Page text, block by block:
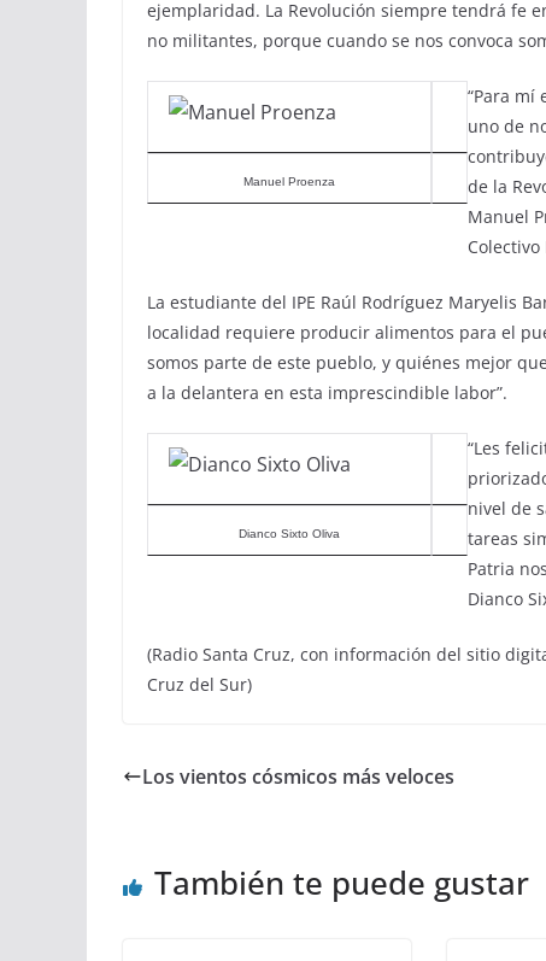
ejemplaridad. La Revolución siempre tendrá fe
no militantes, porque cuando se nos convoca
Manuel Proenza
“Para mí
uno de
de la
Manuel
La estudiante del IPE Raúl Rodríguez Maryelis
localidad requiere producir alimentos para el
somos parte de este pueblo, y quiénes mejor
a la delantera en esta imprescindible labor”.
Dianco Sixto Oliva
“Les
nivel de
tareas
Patria
Dianco
(Radio Santa Cruz, con información del sitio
Cruz del Sur)
Los vientos cósmicos más veloces
También te puede gustar